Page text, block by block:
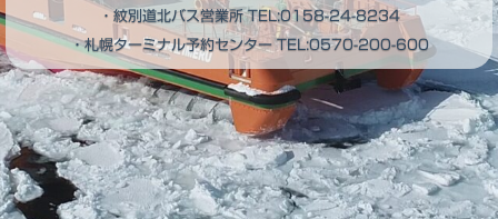
・紋別道北バス営業所TEL:0158-24-8234
・札幌ターミナル予約センターTEL:0570-200-600